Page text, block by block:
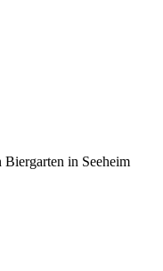
Biergarten in Seeheim